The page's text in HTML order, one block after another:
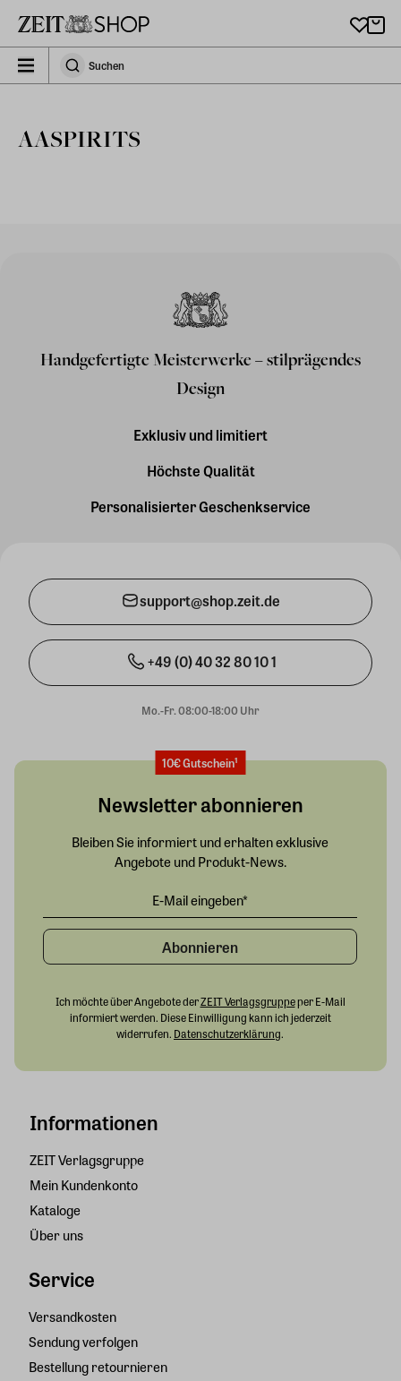
zeit_storefront.components.search.collapsed
SuchenSuchen
AASPIRITS
Handgefertigte Meisterwerke – stilprägendes
Design
Exklusiv und limitiert
Höchste Qualität
Personalisierter Geschenkservice
support@shop.zeit.de
+49 (0) 40 32 80 10 1
Mo.-Fr. 08:00-18:00 Uhr
Informationen
ZEIT Verlagsgruppe
Mein Kundenkonto
Kataloge
Über uns
Service
Versandkosten
Sendung verfolgen
Bestellung retournieren
10€ Gutschein¹
Newsletter abonnieren
Bleiben Sie informiert und erhalten exklusive
Angebote und Produkt-News.
Abonnieren
Ich möchte über Angebote derZEIT Verlagsgruppeper E-Mail
informiert werden. Diese Einwilligung kann ich jederzeit
widerrufen. Datenschutzerklärung.